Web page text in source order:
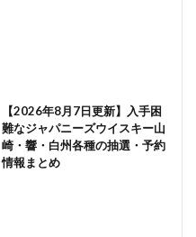
【2026年8月7日更新】入手困
難なジャパニーズウイスキー山
崎・響・白州各種の抽選・予約
情報まとめ